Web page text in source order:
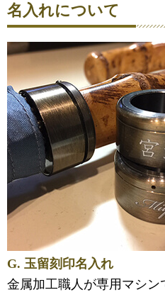
名入れについて
G. 玉留刻印名入れ
金属加工職人が専用マシ